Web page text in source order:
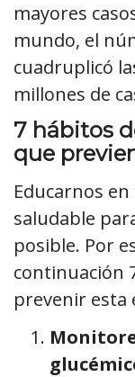
mayores
mundo, el
cuadruplicó
millones de
7 hábitos
que
Educarnos
saludable
posible. Por
continuación
prevenir esta